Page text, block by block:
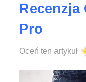
Recenzja
Pro
Oceń ten artykuł